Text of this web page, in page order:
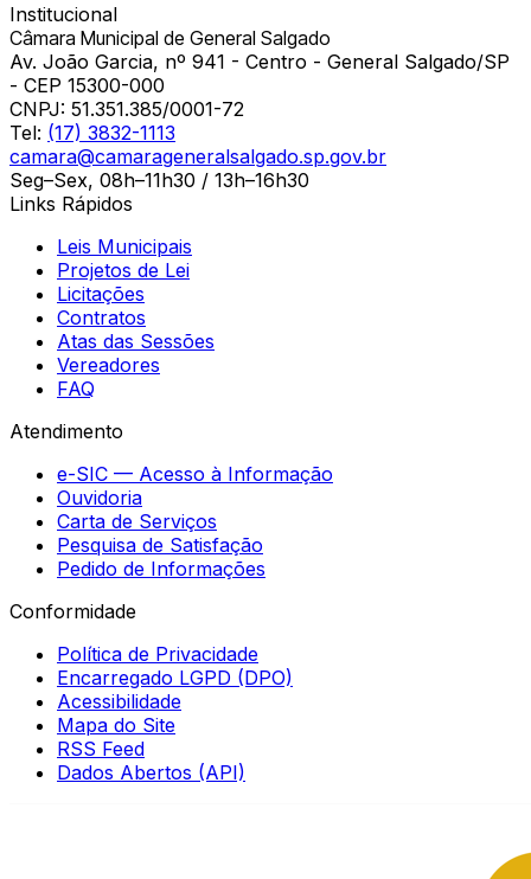
Institucional
Câmara Municipal de General Salgado
Av. João Garcia, nº 941 - Centro - General Salgado/SP
- CEP 15300-000
CNPJ: 51.351.385/0001-72
Tel: (17) 3832-1113
camara@camarageneralsalgado.sp.gov.br
Seg–Sex, 08h–11h30 / 13h–16h30
Links Rápidos
Leis Municipais
Projetos de Lei
Licitações
Contratos
Atas das Sessões
Vereadores
FAQ
Atendimento
e-SIC — Acesso à Informação
Ouvidoria
Carta de Serviços
Pesquisa de Satisfação
Pedido de Informações
Conformidade
Política de Privacidade
Encarregado LGPD (DPO)
Acessibilidade
Mapa do Site
RSS Feed
Dados Abertos (API)